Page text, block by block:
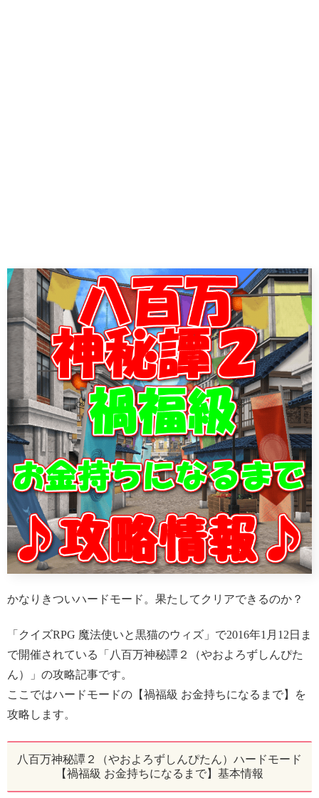
かなりきついハードモード。果たしてクリアできるのか？
「クイズRPG 魔法使いと黒猫のウィズ」で2016年1月12日ま
で開催されている「八百万神秘譚２（やおよろずしんぴた
ん）」の攻略記事です。
ここではハードモードの【禍福級 お金持ちになるまで】を
攻略します。
八百万神秘譚２（やおよろずしんぴたん）ハードモード
【禍福級 お金持ちになるまで】基本情報